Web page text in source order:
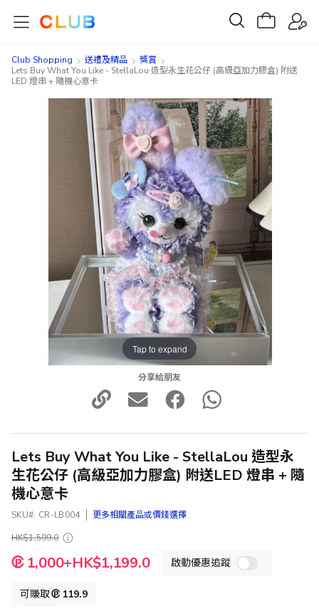
Club Shopping 送禮及精品
獎賞
Lets Buy What You Like - StellaLou 造型永生花公仔 (高級亞加力膠盒) 附送
LED 燈串 + 隨機心意卡
Tap to expand
分享給朋友
Lets Buy What You Like - StellaLou 造型永
生花公仔 (高級亞加力膠盒) 附送LED 燈串 + 隨
機心意卡
SKU CR-LB004
更多相關產品或價錢選擇
HK$1,599.0
特
殊
啟動優惠追蹤
1,000+HK$1,199.0
可賺取 119.9